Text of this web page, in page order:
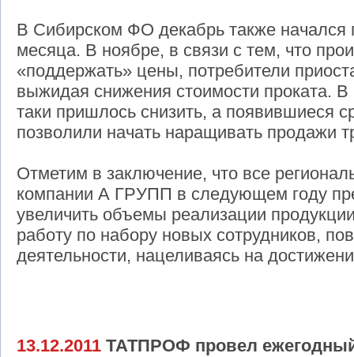
В Сибирском ФО декабрь также начался
месяца. В ноябре, в связи с тем, что
«поддержать» цены, потребители
выжидая снижения стоимости проката. В
таки пришлось снизить, а появившиеся
позволили начать наращивать продажи
Отметим в заключение, что все
компании А ГРУПП в следующем году
увеличить объемы реализации
работу по набору новых сотрудников,
деятельности, нацеливаясь на
13.12.2011 ТАТПРОФ провел